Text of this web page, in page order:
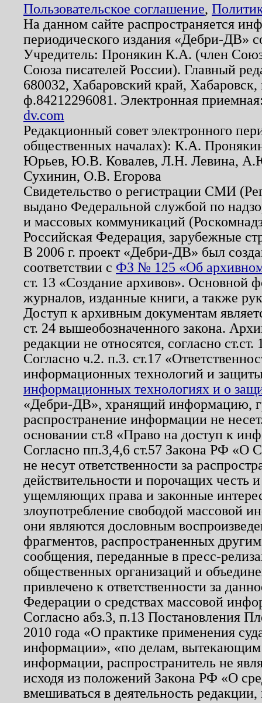
Пользовательское соглашение,
На данном сайте распространяется
периодического издания «Дебри-ДВ»
Учредитель: Пронякин К.А. (член
Союза писателей России). Главный
680032, Хабаровский край,
ф.84212296081. Электронная
dv.com
Редакционный совет электронного
общественных началах): К.А.
Юрьев, Ю.В. Ковалев, Л.Н. Левина,
Сухинин, О.В. Егорова
Свидетельство о регистрации СМИ
выдано Федеральной службой по
и массовых коммуникаций
Российская Федерация, зарубежные
В 2006 г. проект «Дебри-ДВ» был
соответствии с ФЗ № 125 «Об
ст. 13 «Создание архивов». Основной
журналов, изданные книги, а также
Доступ к архивным документам
ст. 24 вышеобозначенного закона.
редакции не относятся, согласно
Согласно ч.2. п.3. ст.17
информационных технологий и
информационных технологиях и о
«Дебри-ДВ», хранящий информацию,
распространение информации не
основании ст.8 «Право на доступ к
Согласно пп.3,4,6 ст.57 Закона РФ «О
не несут ответственности за
действительности и порочащих честь
ущемляющих права и законные
злоупотребление свободой массовой
они являются дословным
фрагментов, распространенных
сообщения, переданные в пресс-
общественных организаций и
привлечено к ответственности за
Федерации о средствах массовой
Согласно абз.3, п.13 Постановления
2010 года «О практике применения
информации», «по делам, вытекающим
информации, распространитель не
исходя из положений Закона РФ «О
вмешиваться в деятельность